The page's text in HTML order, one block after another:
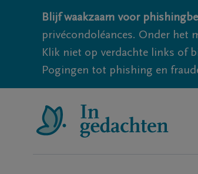
Blijf waakzaam voor
privécondoléances. Onder het
Klik niet op verdachte links of
Pogingen tot phishing en